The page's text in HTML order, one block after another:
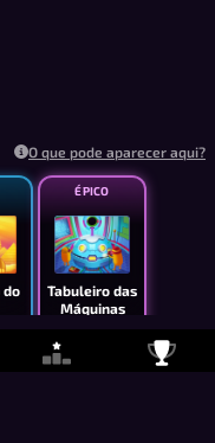
O que pode aparecer aqui?
do
ÉPICO
Tabuleiro das
Máquinas
395